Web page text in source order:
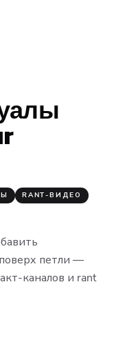
RANT-ВИДЕО
петли —
каналов и rant